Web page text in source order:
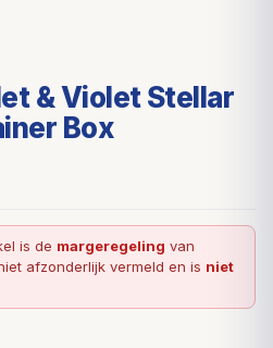
& Violet Stellar
Box
is de margeregeling van
afzonderlijk vermeld en is niet